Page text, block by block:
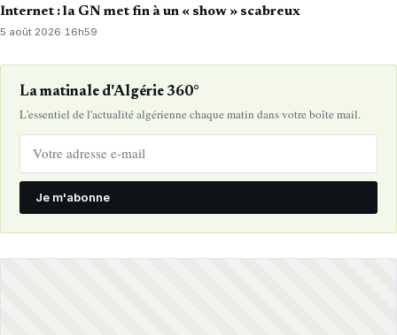
Internet : la GN met fin à un « show » scabreux
5 août 2026·16h59
La matinale d'Algérie 360°
L'essentiel de l'actualité algérienne chaque matin dans votre boîte mail.
Je m'abonne